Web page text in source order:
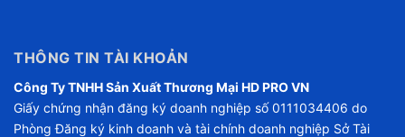
THÔNG TIN TÀI KHOẢN
Công Ty TNHH Sản Xuất Thương Mại HD PRO VN
Giấy chứng nhận đăng ký doanh nghiệp số 0111034406 do
Phòng Đăng ký kinh doanh và tài chính doanh nghiệp Sở Tài